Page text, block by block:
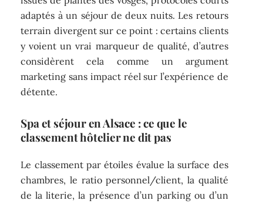
adaptés à un séjour de deux nuits. Les retours
terrain divergent sur ce point : certains clients
y voient un vrai marqueur de qualité, d’autres
considèrent cela comme un argument
marketing sans impact réel sur l’expérience de
détente.
Spa et séjour en Alsace : ce que le
classement hôtelier ne dit pas
Le classement par étoiles évalue la surface des
chambres, le ratio personnel/client, la qualité
de la literie, la présence d’un parking ou d’un